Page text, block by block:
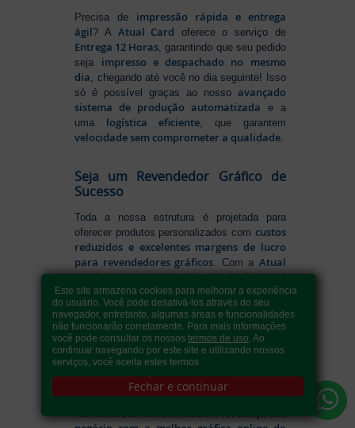
Precisa de impressão rápida e entrega
ágil? A Atual Card oferece o serviço de
Entrega 12 Horas , garantindo que seu pedido
seja impresso e despachado no mesmo
dia , chegando até você no dia seguinte! Isso
só é possível graças ao nosso avançado
sistema de produção automatizada e a
uma logística eficiente , que garantem
velocidade sem comprometer a qualidade
Seja um Revendedor Gráfico de
Sucesso
Toda a nossa estrutura é projetada para
oferecer produtos personalizados com custos
reduzidos e excelentes margens de lucro
para revendedores gráficos. Com a Atual
Card como sua parceira de produção, você
tem acesso aimpressos de alta qualidade,
preços competitivos e prazos rápidos
,
garantindo mais eficiência no seu negócio.
Seja vocêdesigner, publicitário, arte-
finalista, agência ou gráfica de qualquer
porte, oferecemos a solução ideal para
reduzir seus custos de personalização sem
abrir mão daexcelência na impressão.
Aumente sua lucratividade e fortaleça seu
Este site armazena cookies para melhorar a experiência
do usuário. Você pode desativá-los através do seu
navegador, entretanto, algumas áreas e funcionalidades
não funcionarão corretamente. Para mais informações
você pode consultar os nossostermos de uso. Ao
continuar navegando por este site e utilizando nossos
serviços, você aceita estes termos.
Fechar e continuar